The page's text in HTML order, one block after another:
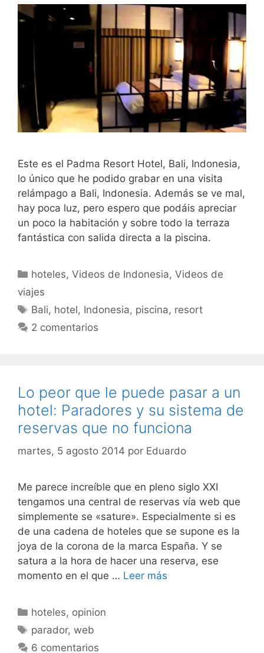
Este es el Padma Resort Hotel, Bali, Indonesia,
lo único que he podido grabar en una visita
relámpago a Bali, Indonesia. Además se ve mal,
hay poca luz, pero espero que podáis apreciar
un poco la habitación y sobre todo la terraza
fantástica con salida directa a la piscina.
Categorías
hoteles,Videos de Indonesia,Videos de
viajes
Etiquetas
Bali, hotel, Indonesia, piscina, resort
2 comentarios
Lo peor que le puede pasar a un
hotel: Paradores y su sistema de
reservas que no funciona
martes, 5 agosto 2014 por Eduardo
Me parece increíble que en pleno siglo XXI
tengamos una central de reservas vía web que
simplemente se «sature». Especialmente si es
de una cadena de hoteles que se supone es la
joya de la corona de la marca España. Y se
satura a la hora de hacer una reserva, ese
momento en el que … Leer más
Categorías
hoteles, opinion
Etiquetas
parador,web
6 comentarios